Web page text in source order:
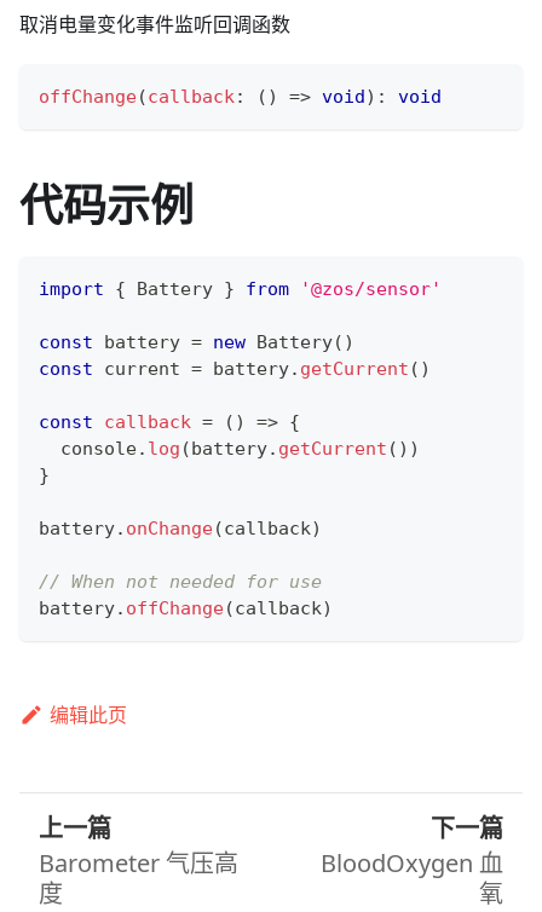
取消电量变化事件监听回调函数
offChange(callback: ( ) => void) : void
代码示例
import { Battery } from '@zos/sensor'
const battery = new Battery( )
const current = battery. getCurrent ( )
const callback = ( ) => {
console. log (battery. getCurrent ( ) )
}
battery. onChange(callback)
// When not needed for use
battery. offChange(callback)
编辑此页
上一篇
Barometer 气压高
度
下一篇
BloodOxygen 血
氧